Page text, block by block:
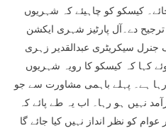
کیسکو کو چاہیئے کہ شہریوں
دے۔آل پارٹیز شہری ایکشن
جنرل سیکریٹری عبدالقدیر زہری
کہا کہ کیسکو کا رویہ شہریوں
رہا ہے۔ پہلے باہمی مشاورت سے جو
نہیں ہو رہا۔ اب یہ طے پائے کہ
کو نظر انداز نہیں کیا جائے گا